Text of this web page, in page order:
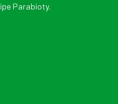
Parabioty.